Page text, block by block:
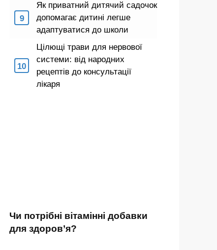
Як приватний дитячий садочок
допомагає дитині легше
адаптуватися до школи
Цілющі трави для нервової
системи: від народних
рецептів до консультації
лікаря
Чи потрібні вітамінні добавки
для здоров’я?